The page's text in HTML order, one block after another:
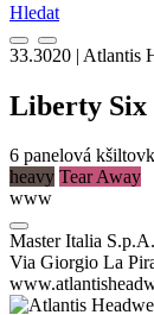
Hledat
33.3020 | Atlantis
Liberty Six
6 panelová
heavy Tear Away
www
Master Italia S.p.A.
Via Giorgio La